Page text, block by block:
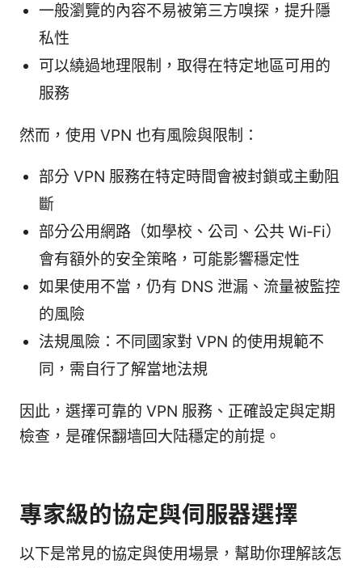
一般瀏覽的內容不易被第三方嗅探，提升隱
私性
可以繞過地理限制，取得在特定地區可用的
服務
然而，使用 VPN 也有風險與限制：
部分 VPN 服務在特定時間會被封鎖或主動阻
斷
部分公用網路（如學校、公司、公共 Wi‑Fi）
會有額外的安全策略，可能影響穩定性
如果使用不當，仍有 DNS 泄漏、流量被監控
的風險
法規風險：不同國家對 VPN 的使用規範不
同，需自行了解當地法規
因此，選擇可靠的 VPN 服務、正確設定與定期
檢查，是確保翻墙回大陆穩定的前提。
專家級的協定與伺服器選擇
以下是常見的協定與使用場景，幫助你理解該怎